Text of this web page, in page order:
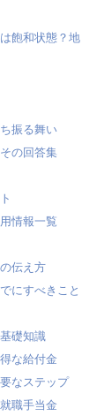
飽和状態？地
振る舞い
の回答集
情報一覧
伝え方
にすべきこと
礎知識
な給付金
なステップ
職手当金